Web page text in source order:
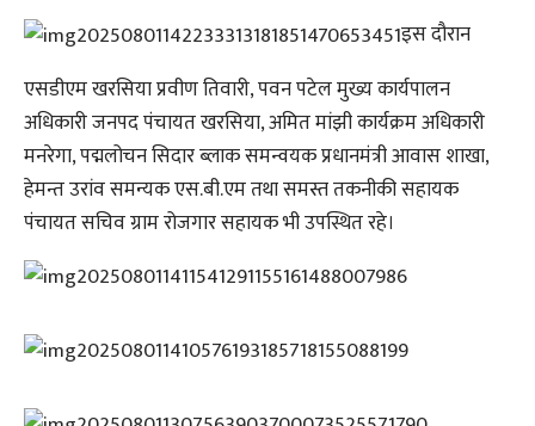
इस दौरान
एसडीएम खरसिया प्रवीण तिवारी, पवन पटेल मुख्य कार्यपालन
अधिकारी जनपद पंचायत खरसिया, अमित मांझी कार्यक्रम अधिकारी
मनरेगा, पद्मलोचन सिदार ब्लाक समन्वयक प्रधानमंत्री आवास शाखा,
हेमन्त उरांव समन्यक एस.बी.एम तथा समस्त तकनीकी सहायक
पंचायत सचिव ग्राम रोजगार सहायक भी उपस्थित रहे।